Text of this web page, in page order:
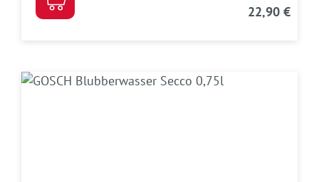
22,90 €